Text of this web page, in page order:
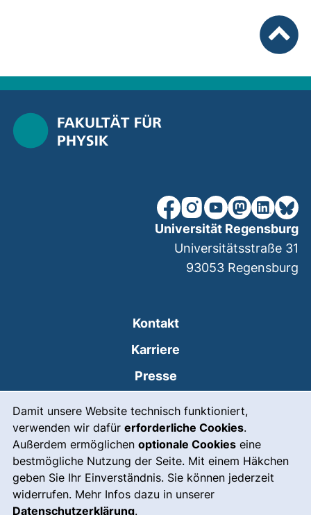
Damit unsere Website technisch funktioniert,
verwenden wir dafür erforderliche Cookies.
Außerdem ermöglichen optionale Cookies eine
bestmögliche Nutzung der Seite. Mit einem Häkchen
geben Sie Ihr Einverständnis. Sie können jederzeit
widerrufen. Mehr Infos dazu in unserer
Datenschutzerklärung.
unsere Facebook-Seite
unsere Instagram-
unsere YouTube-
unsereunsere
Kontakt
Karriere
Presse
Leichte Sprache
Gebärdensprache
Notfall(externer Link, öffnet
Impressum
Universität Regensburg
Universitätsstraße 31
93053 Regensburg